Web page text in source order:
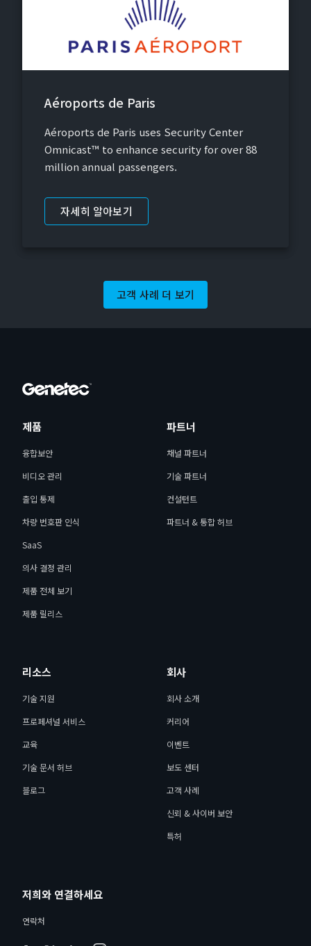
Aéroports de Paris
Aéroports de Paris uses Security Center
Omnicast™ to enhance security for over 88
million annual passengers.
자세히 알아보기
고객 사례 더 보기
제품
융합보안
비디오 관리
출입 통제
차량 번호판 인식
SaaS
의사 결정 관리
제품 전체 보기
제품 릴리스
파트너
채널 파트너
기술 파트너
컨설턴트
파트너 & 통합 허브
리소스
기술 지원
프로페셔널 서비스
교육
기술 문서 허브
블로그
회사
회사 소개
커리어
이벤트
보도 센터
고객 사례
신뢰 & 사이버 보안
특허
저희와 연결하세요
연락처